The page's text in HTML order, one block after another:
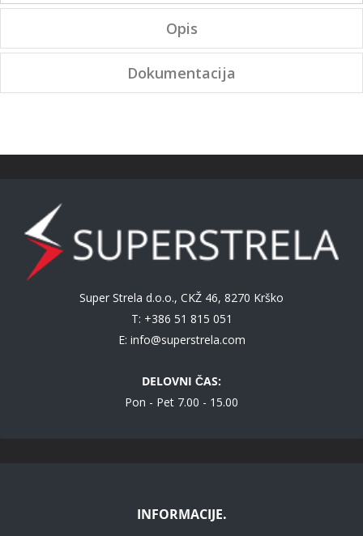
Opis
Dokumentacija
Super Strela d.o.o., CKŽ 46, 8270 Krško
T: +386 51 815 051
E: info@superstrela.com
DELOVNI ČAS:
Pon - Pet 7.00 - 15.00
INFORMACIJE.